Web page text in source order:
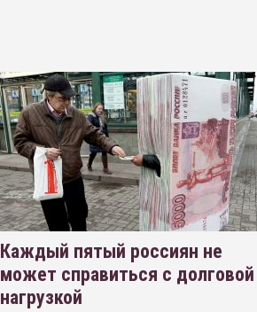
Каждый пятый россиян не
может справиться с долговой
нагрузкой